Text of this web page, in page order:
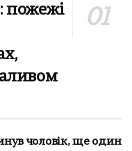
пожежі
чоловік, ще один